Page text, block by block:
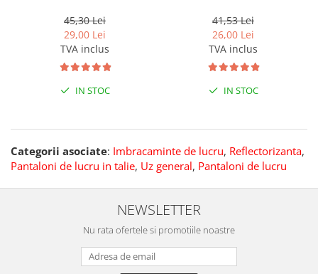
45,30 Lei
29,00 Lei
TVA inclus
IN STOC
41,53 Lei
26,00 Lei
TVA inclus
IN STOC
Categorii asociate: Imbracaminte de lucru, Reflectorizanta,
Pantaloni de lucru in talie, Uz general, Pantaloni de lucru
NEWSLETTER
Nu rata ofertele si promotiile noastre